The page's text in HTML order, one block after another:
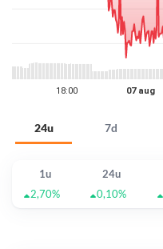
24u 7d
1u 24u
2,70%
0,10%